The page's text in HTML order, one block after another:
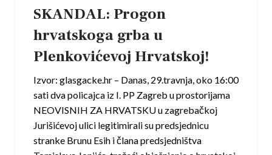
SKANDAL: Progon
hrvatskoga grba u
Plenkovićevoj Hrvatskoj!
Izvor: glasgacke.hr – Danas, 29.travnja, oko 16:00
sati dva policajca iz I. PP Zagreb u prostorijama
NEOVISNIH ZA HRVATSKU u zagrebačkoj
Jurišićevoj ulici legitimirali su predsjednicu
stranke Brunu Esih i člana predsjedništva